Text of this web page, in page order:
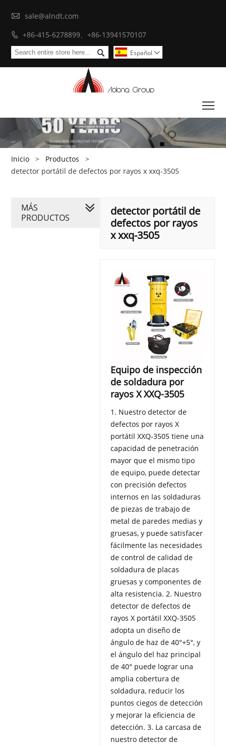
 sale@alndt.com
 +86-415-6278899、+86-13941570107
 Español 
Inicio > Productos
>
detector portátil de defectos por rayos x xxq-3505
detector portátil de
defectos por rayos
x xxq-3505
Equipo de inspección
de soldadura por
rayos X XXQ-3505
1. Nuestro detector de
defectos por rayos X
portátil XXQ-3505 tiene una
capacidad de penetración
mayor que el mismo tipo
de equipo, puede detectar
con precisión defectos
internos en las soldaduras
de piezas de trabajo de
metal de paredes medias y
gruesas, y puede satisfacer
fácilmente las necesidades
de control de calidad de
soldadura de placas
gruesas y componentes de
alta resistencia. 2. Nuestro
detector de defectos de
rayos X portátil XXQ-3505
adopta un diseño de
ángulo de haz de 40°+5°, y
el ángulo del haz principal
de 40° puede lograr una
amplia cobertura de
soldadura, reducir los
puntos ciegos de detección
y mejorar la eficiencia de
detección. 3. La carcasa de
nuestro detector de
MÁS
PRODUCTOS